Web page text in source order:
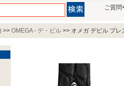
ご質問
>> OMEGA - デ・ビル >> オメガ デビル プ